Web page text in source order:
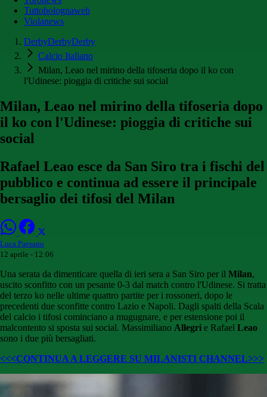
Tuttobolognaweb
Violanews
DerbyDerbyDerby
Calcio Italiano
Milan, Leao nel mirino della tifoseria dopo il ko con
l'Udinese: pioggia di critiche sui social
Milan, Leao nel mirino della tifoseria dopo
il ko con l'Udinese: pioggia di critiche sui
social
Rafael Leao esce da San Siro tra i fischi del
pubblico e continua ad essere il principale
bersaglio dei tifosi del Milan
Luca Paesano
12 aprile - 12:06
Una serata da dimenticare quella di ieri sera a San Siro per il Milan,
uscito sconfitto con un pesante 0-3 dal match contro l'Udinese. Si tratta
del terzo ko nelle ultime quattro partite per i rossoneri, dopo le
precedenti due sconfitte contro Lazio e Napoli. Dagli spalti della Scala
del calcio i tifosi cominciano a mugugnare, e per estensione poi il
malcontento si sposta sui social. Massimiliano Allegri e Rafael Leao
sono i due più bersagliati.
<<<CONTINUA A LEGGERE SU MILANISTI CHANNEL>>>